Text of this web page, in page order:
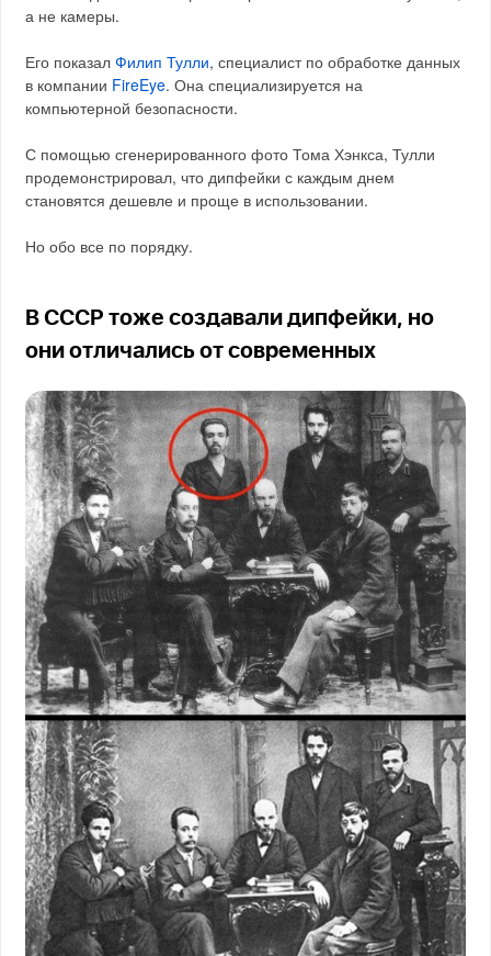
а не камеры.
Его показалФилип Тулли, специалист по обработке данных
в компании FireEye. Она специализируется на
компьютерной безопасности.
С помощью сгенерированного фото Тома Хэнкса, Тулли
продемонстрировал, что дипфейки с каждым днем
становятся дешевле и проще в использовании.
Но обо все по порядку.
В СССР тоже создавали дипфейки, но
они отличались от современных